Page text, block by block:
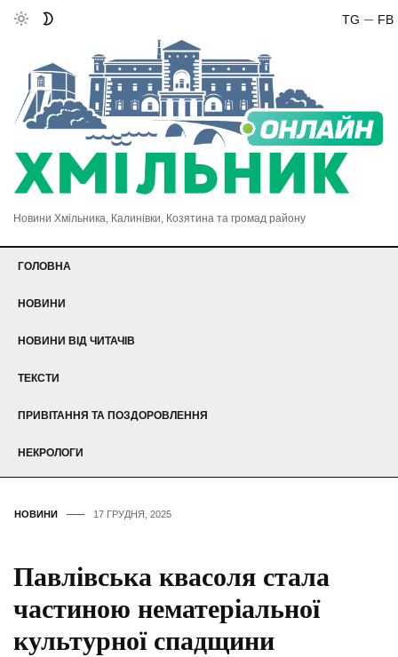
FB
TG
Новини Хмільника, Калинівки, Козятина та громад району
ГОЛОВНА
НОВИНИ
НОВИНИ ВІД ЧИТАЧІВ
ТЕКСТИ
ПРИВІТАННЯ ТА ПОЗДОРОВЛЕННЯ
НЕКРОЛОГИ
НОВИНИ 17 ГРУДНЯ, 2025
Павлівська квасоля стала
частиною нематеріальної
культурної спадщини